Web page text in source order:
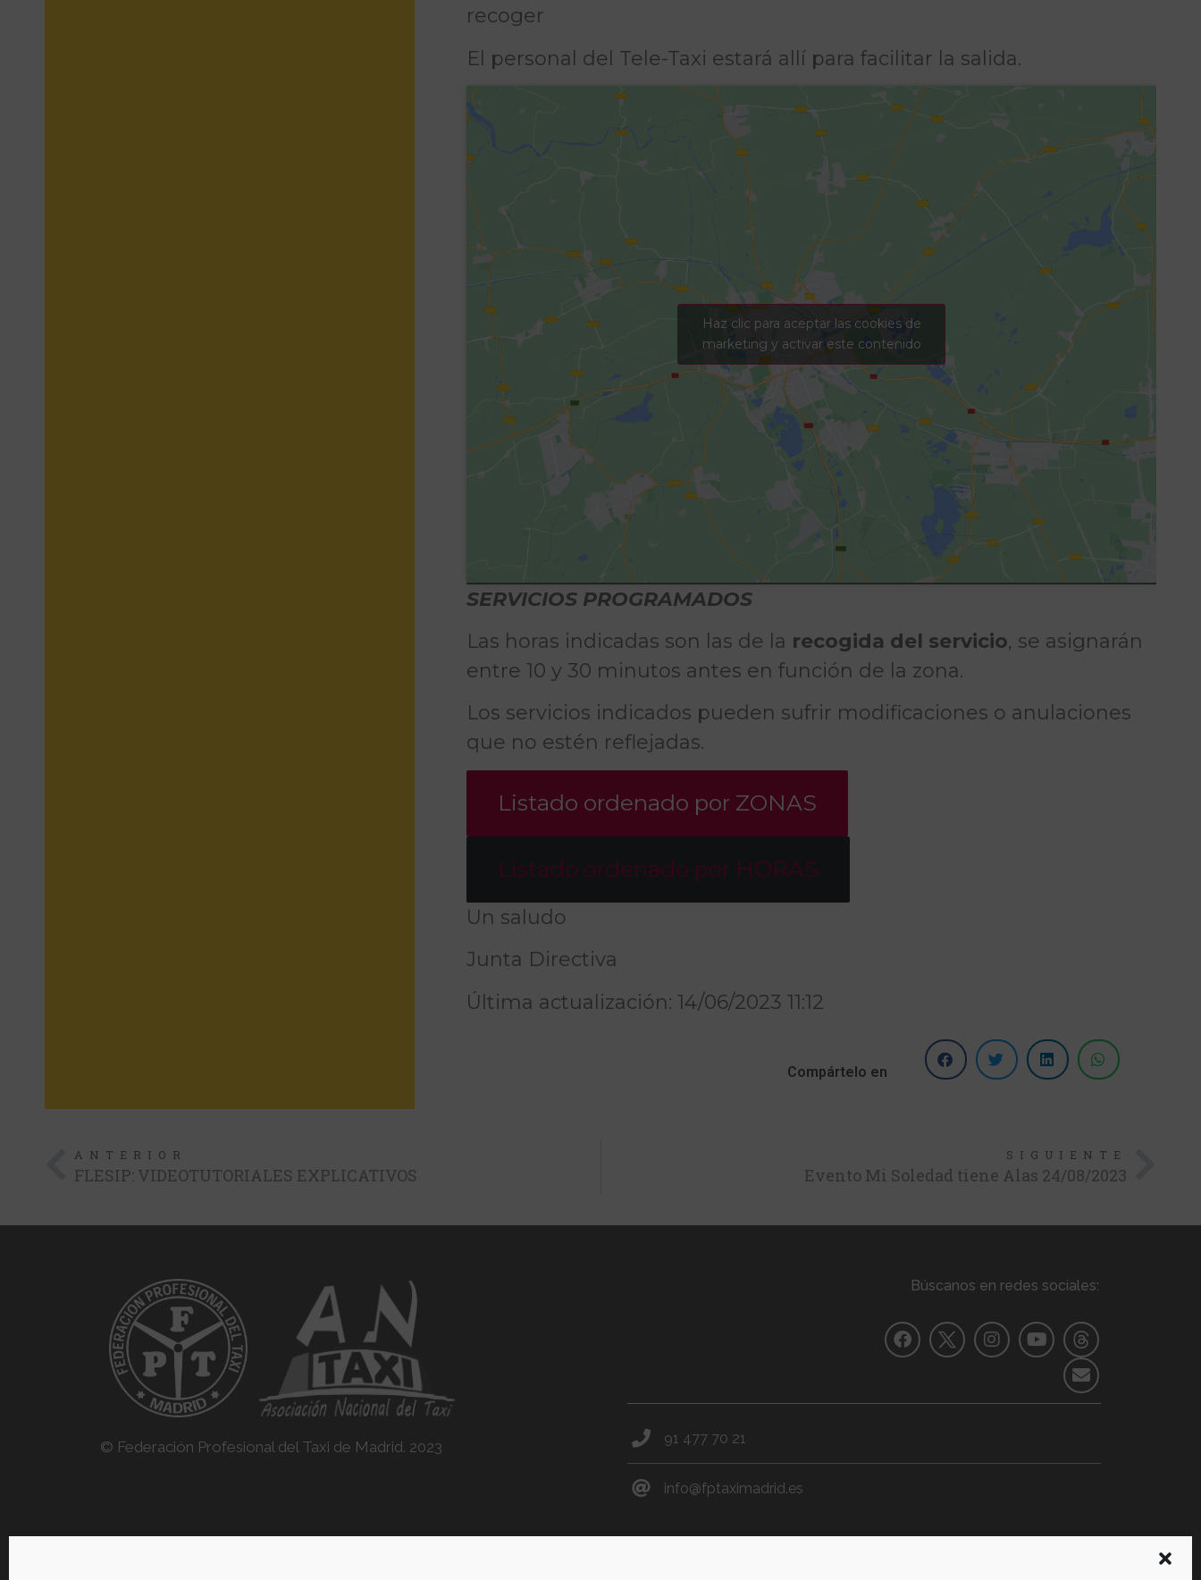
recoger
El personal del Tele-Taxi estará allí para facilitar la salida.
Haz clic para aceptar las cookies de
marketing y activar este contenido
SERVICIOS PROGRAMADOS
Las horas indicadas son las de la recogida del servicio, se asignarán
entre 10 y 30 minutos antes en función de la zona.
Los servicios indicados pueden sufrir modificaciones o anulaciones
que no estén reflejadas.
Listado ordenado por ZONAS
Listado ordenado por HORAS
Un saludo
Junta Directiva
Última actualización: 14/06/2023 11:12
Compártelo en
ANTERIOR
FLESIP: VIDEOTUTORIALES EXPLICATIVOS
SIGUIENTE
Evento Mi Soledad tiene Alas 24/08/2023
© Federación Profesional del Taxi de Madrid. 2023
Búscanos en redes sociales:
91 477 70 21
info@fptaximadrid.es